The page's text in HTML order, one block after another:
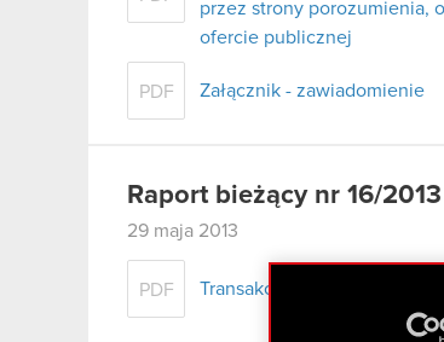
przez strony porozumienia,
ofercie publicznej
PDF Załącznik - zawiadomienie
Raport bieżący nr 16/2013
29 maja 2013
PDF Transakcje osób mających